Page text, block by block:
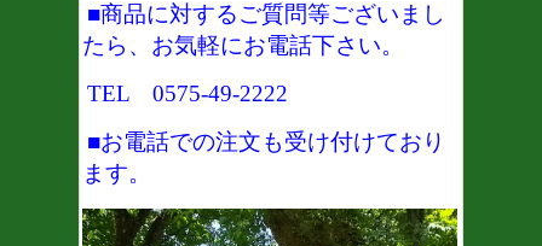
■商品に対するご質問等ございまし
たら、お気軽にお電話下さい。
TEL 0575-49-2222
■お電話での注文も受け付けており
ます。